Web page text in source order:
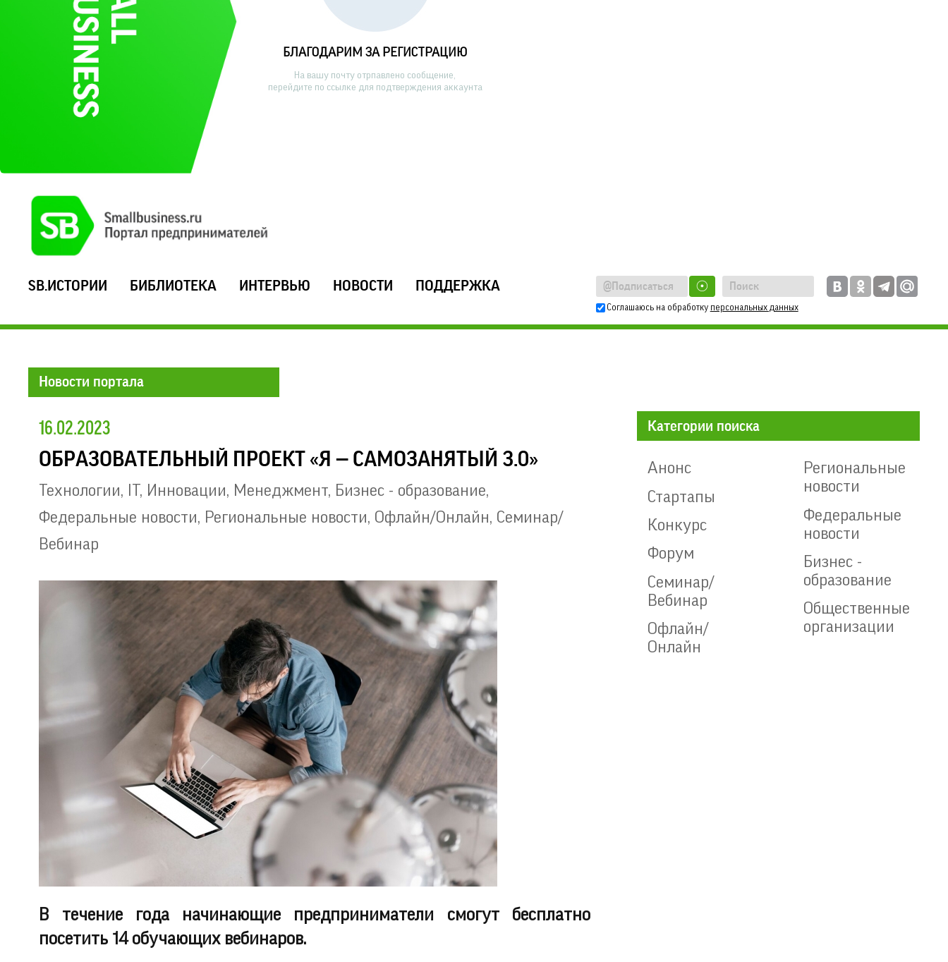
БЛАГОДАРИМ ЗА РЕГИСТРАЦИЮ
На вашу почту отрпавлено сообщение,
перейдите по ссылке для подтверждения аккаунта
SB.ИСТОРИИ БИБЛИОТЕКА ИНТЕРВЬЮ НОВОСТИ ПОДДЕРЖКА ☉
Соглашаюсь на обработку персональных данных
Новости портала
16.02.2023
ОБРАЗОВАТЕЛЬНЫЙ ПРОЕКТ «Я — САМОЗАНЯТЫЙ 3.0»
Технологии, IT, Инновации, Менеджмент, Бизнес - образование,
Федеральные новости, Региональные новости, Офлайн/Онлайн, Семинар/
Вебинар
В течение года начинающие предприниматели смогут бесплатно
посетить 14 обучающих вебинаров.
Категории поиска
Анонс
Стартапы
Конкурс
Форум
Семинар/
Вебинар
Офлайн/
Онлайн
Региональные
новости
Федеральные
новости
Бизнес -
образование
Общественные
организации